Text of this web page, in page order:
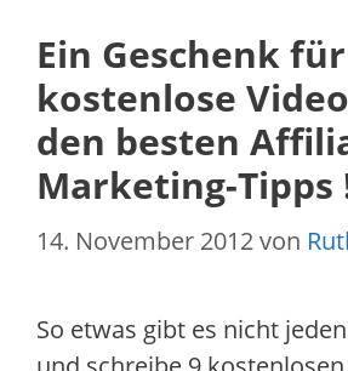
Ein Geschenk
kostenlose
den besten
Marketing-Tipps
14. November 2012von
So etwas gibt es nicht